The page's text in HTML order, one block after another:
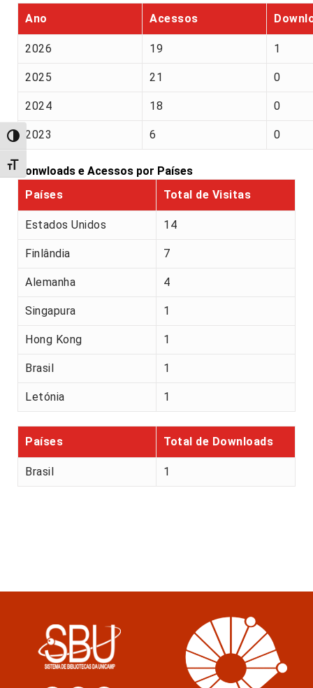
Alternar alto contraste
Alternar tamanho da fonte
Ano Acessos
2026 19 1
2025 21 0
2024 18 0
2023 6 0
Donwloads e Acessos por Países
Países
Total de Visitas
Estados Unidos 14
Finlândia 7
Alemanha 4
Singapura 1
Hong Kong 1
Brasil 1
Letónia 1
Países Total de Downloads
Brasil 1